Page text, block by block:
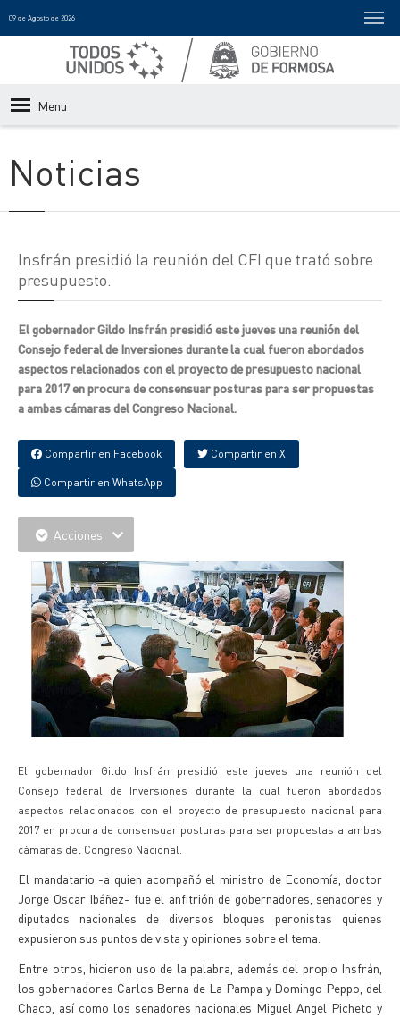
09 de Agosto de 2026
Menu
Noticias
Insfrán presidió la reunión del CFI que trató sobre
presupuesto.
El gobernador Gildo Insfrán presidió este jueves una reunión del
Consejo federal de Inversiones durante la cual fueron abordados
aspectos relacionados con el proyecto de presupuesto nacional
para 2017 en procura de consensuar posturas para ser propuestas
a ambas cámaras del Congreso Nacional.
Compartir en Facebook Compartir en X
Compartir en WhatsApp
Acciones
El gobernador Gildo Insfrán presidió este jueves una reunión del
Consejo federal de Inversiones durante la cual fueron abordados
aspectos relacionados con el proyecto de presupuesto nacional para
2017 en procura de consensuar posturas para ser propuestas a ambas
cámaras del Congreso Nacional.
El mandatario -a quien acompañó el ministro de Economía, doctor
Jorge Oscar Ibáñez- fue el anfitrión de gobernadores, senadores y
diputados nacionales de diversos bloques peronistas quienes
expusieron sus puntos de vista y opiniones sobre el tema.
Entre otros, hicieron uso de la palabra, además del propio Insfrán,
los gobernadores Carlos Berna de La Pampa y Domingo Peppo, del
Chaco, así como los senadores nacionales Miguel Angel Picheto y